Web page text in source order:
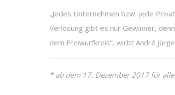
„Jedes Unternehmen bzw. jede
Verlosung gibt es nur Gewinner,
dem Freiwurfkreis“, wirbt André
* ab dem 17. Dezember 2017 für alle